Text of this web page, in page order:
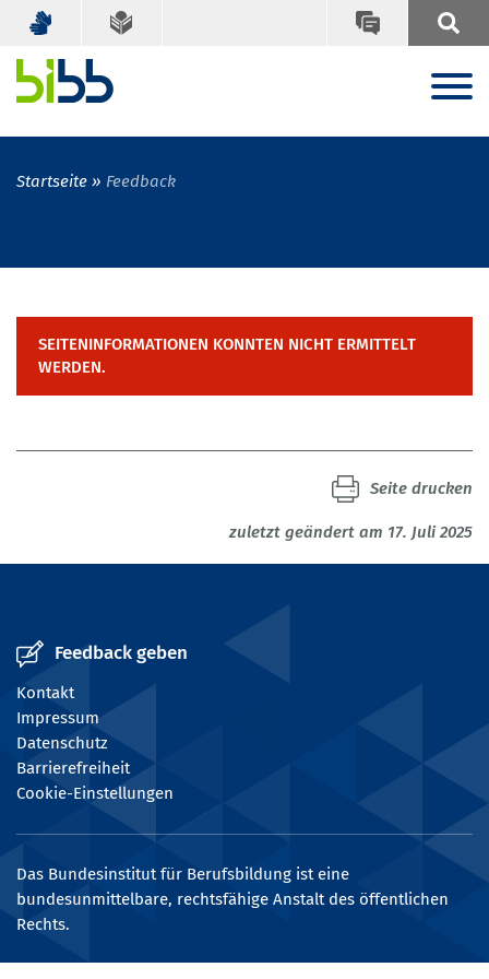
Startseite Feedback
SEITENINFORMATIONEN KONNTEN NICHT ERMITTELT
WERDEN.
zuletzt geändert am 17. Juli 2025
Seite drucken
Feedback geben
Kontakt
Impressum
Datenschutz
Barrierefreiheit
Cookie-Einstellungen
Das Bundesinstitut für Berufsbildung ist eine
bundesunmittelbare, rechtsfähige Anstalt des öffentlichen
Rechts.